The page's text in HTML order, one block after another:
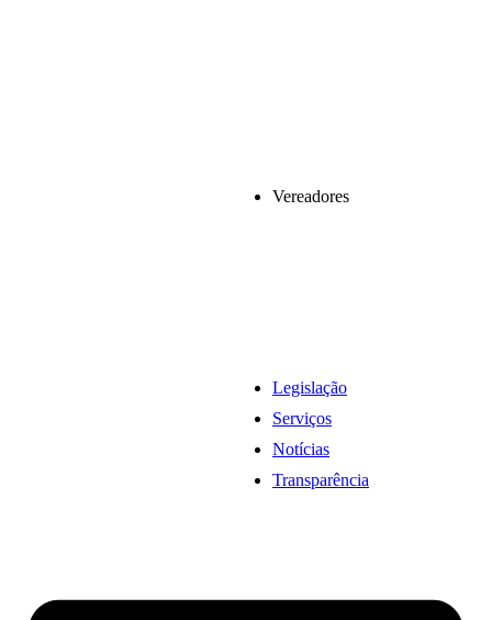
Vereadores
Legislação
Serviços
Notícias
Transparência